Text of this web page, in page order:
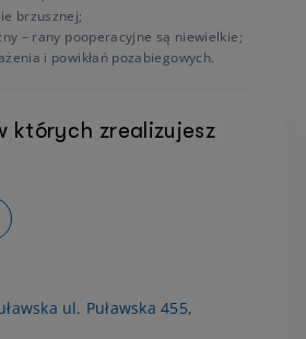
brzusznej;
– rany pooperacyjne są niewielkie;
i powikłań pozabiegowych.
których zrealizujesz
ul. Puławska 455,